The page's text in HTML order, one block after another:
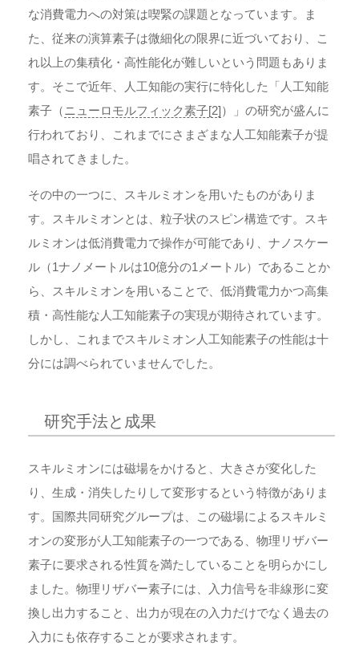
な消費電力への対策は喫緊の課題となっています。ま
た、従来の演算素子は微細化の限界に近づいており、こ
れ以上の集積化・高性能化が難しいという問題もありま
す。そこで近年、人工知能の実行に特化した「人工知能
素子（ニューロモルフィック素子[2]）」の研究が盛んに
行われており、これまでにさまざまな人工知能素子が提
唱されてきました。
その中の一つに、スキルミオンを用いたものがありま
す。スキルミオンとは、粒子状のスピン構造です。スキ
ルミオンは低消費電力で操作が可能であり、ナノスケー
ル（1ナノメートルは10億分の1メートル）であることか
ら、スキルミオンを用いることで、低消費電力かつ高集
積・高性能な人工知能素子の実現が期待されています。
しかし、これまでスキルミオン人工知能素子の性能は十
分には調べられていませんでした。
研究手法と成果
スキルミオンには磁場をかけると、大きさが変化した
り、生成・消失したりして変形するという特徴がありま
す。国際共同研究グループは、この磁場によるスキルミ
オンの変形が人工知能素子の一つである、物理リザバー
素子に要求される性質を満たしていることを明らかにし
ました。物理リザバー素子には、入力信号を非線形に変
換し出力すること、出力が現在の入力だけでなく過去の
入力にも依存することが要求されます。